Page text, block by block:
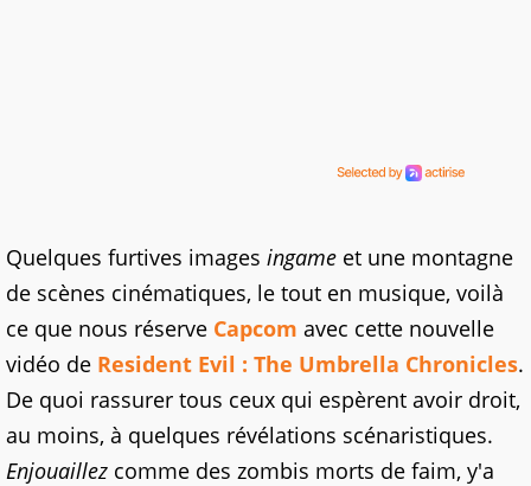
Quelques furtives images ingame et une montagne
de scènes cinématiques, le tout en musique, voilà
ce que nous réserve Capcom avec cette nouvelle
vidéo de Resident Evil : The Umbrella Chronicles.
De quoi rassurer tous ceux qui espèrent avoir droit,
au moins, à quelques révélations scénaristiques.
Enjouaillez comme des zombis morts de faim, y'a